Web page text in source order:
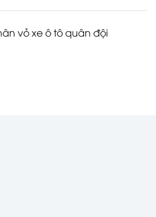
vỏ xe ô tô quân đội